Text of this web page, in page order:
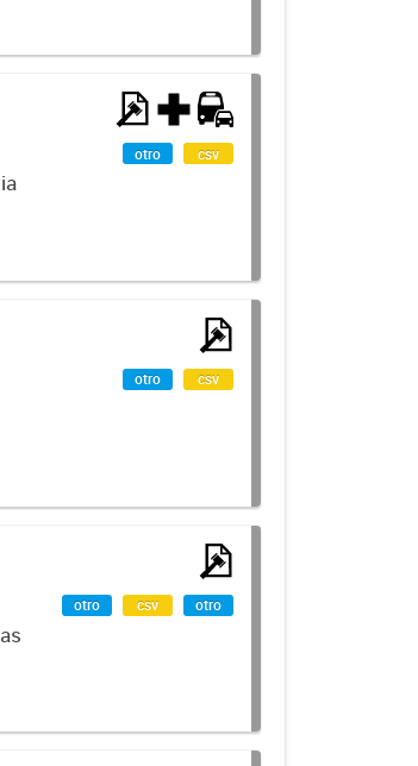
otro csv
otro csv
otro csv otro